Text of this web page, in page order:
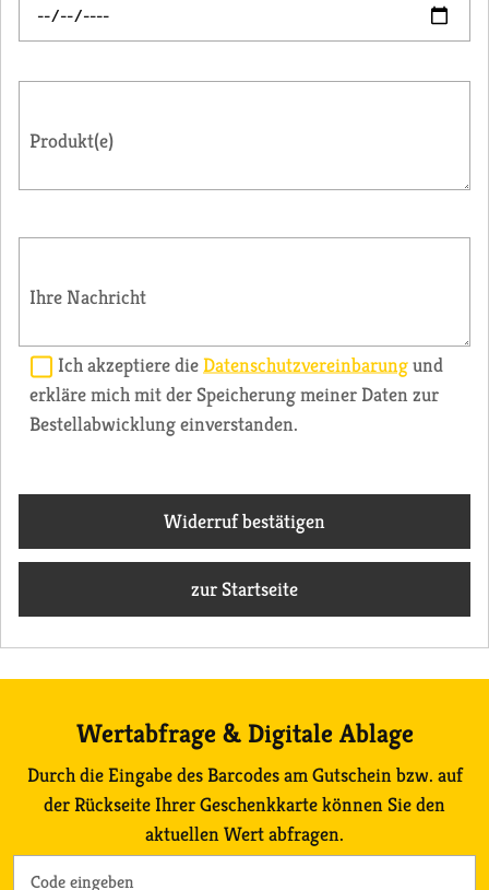
Produkt(e)
Ihre Nachricht
Ich akzeptiere dieDatenschutzvereinbarungund
erkläre mich mit der Speicherung meiner Daten zur
Bestellabwicklung einverstanden.
Widerruf bestätigen
zur Startseite
Wertabfrage & Digitale Ablage
Durch die Eingabe des Barcodes am Gutschein bzw. auf
der Rückseite Ihrer Geschenkkarte können Sie den
aktuellen Wert abfragen.